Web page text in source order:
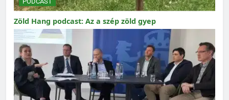
Zöld Hang podcast: Az a szép zöld gyep